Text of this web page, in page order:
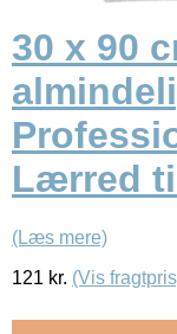
30 x 90
Lærred
(Læs mere)
121 kr. (Vis